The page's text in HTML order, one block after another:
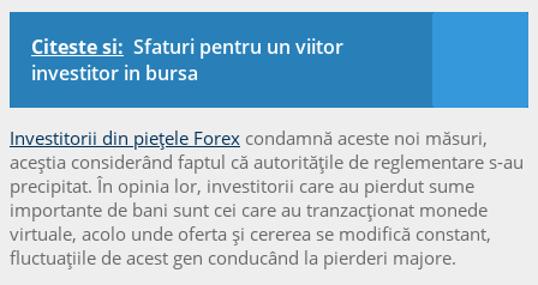
Citeste si: Sfaturi pentru un viitor
investitor in bursa
Investitorii din piețele Forex condamnă aceste noi măsuri,
aceştia considerând faptul că autoritățile de reglementare s-au
precipitat. În opinia lor, investitorii care au pierdut sume
importante de bani sunt cei care au tranzacționat monede
virtuale, acolo unde oferta şi cererea se modifică constant,
fluctuațiile de acest gen conducând la pierderi majore.